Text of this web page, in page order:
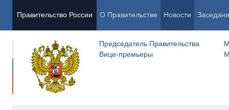
Правительство России О Правительстве Новости
Председатель Правительства
Вице-премьеры